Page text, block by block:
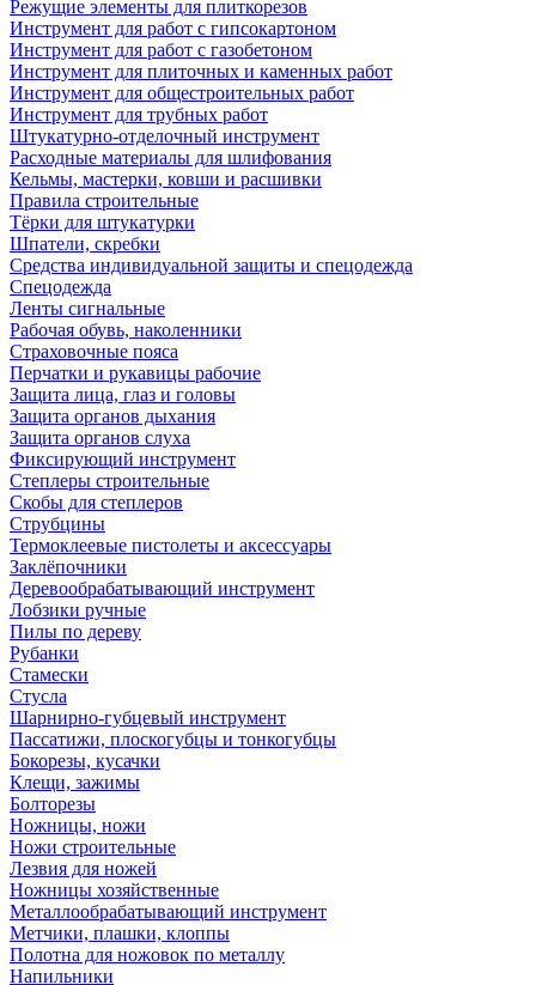
Режущие элементы для плиткорезов
Инструмент для работ с гипсокартоном
Инструмент для работ с газобетоном
Инструмент для плиточных и каменных работ
Инструмент для общестроительных работ
Инструмент для трубных работ
Штукатурно-отделочный инструмент
Расходные материалы для шлифования
Кельмы, мастерки, ковши и расшивки
Правила строительные
Тёрки для штукатурки
Шпатели, скребки
Средства индивидуальной защиты и спецодежда
Спецодежда
Ленты сигнальные
Рабочая обувь, наколенники
Страховочные пояса
Перчатки и рукавицы рабочие
Защита лица, глаз и головы
Защита органов дыхания
Защита органов слуха
Фиксирующий инструмент
Степлеры строительные
Скобы для степлеров
Струбцины
Термоклеевые пистолеты и аксессуары
Заклёпочники
Деревообрабатывающий инструмент
Лобзики ручные
Пилы по дереву
Рубанки
Стамески
Стусла
Шарнирно-губцевый инструмент
Пассатижи, плоскогубцы и тонкогубцы
Бокорезы, кусачки
Клещи, зажимы
Болторезы
Ножницы, ножи
Ножи строительные
Лезвия для ножей
Ножницы хозяйственные
Металлообрабатывающий инструмент
Метчики, плашки, клоппы
Полотна для ножовок по металлу
Напильники